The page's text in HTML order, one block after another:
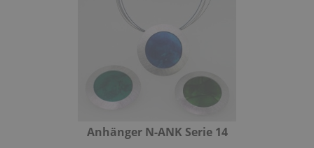
Anhänger N-ANK Serie 14